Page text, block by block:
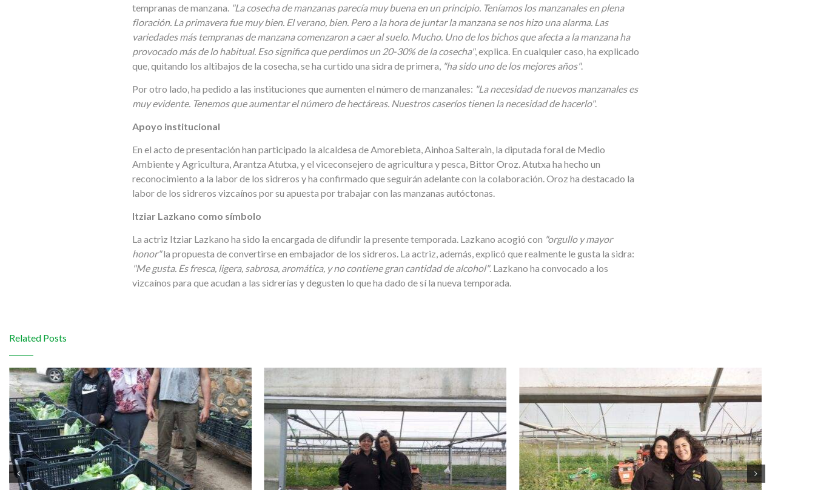
tempranas de manzana. "La cosecha de manzanas parecía muy buena en un principio. Teníamos los manzanales en plena
floración. La primavera fue muy bien. El verano, bien. Pero a la hora de juntar la manzana se nos hizo una alarma. Las
variedades más tempranas de manzana comenzaron a caer al suelo. Mucho. Uno de los bichos que afecta a la manzana ha
provocado más de lo habitual. Eso significa que perdimos un 20-30% de la cosecha", explica. En cualquier caso, ha explicado
que, quitando los altibajos de la cosecha, se ha curtido una sidra de primera, "ha sido uno de los mejores años".
Por otro lado, ha pedido a las instituciones que aumenten el número de manzanales: "La necesidad de nuevos manzanales es
muy evidente. Tenemos que aumentar el número de hectáreas. Nuestros caseríos tienen la necesidad de hacerlo".
Apoyo institucional
En el acto de presentación han participado la alcaldesa de Amorebieta, Ainhoa Salterain, la diputada foral de Medio
Ambiente y Agricultura, Arantza Atutxa, y el viceconsejero de agricultura y pesca, Bittor Oroz. Atutxa ha hecho un
reconocimiento a la labor de los sidreros y ha confirmado que seguirán adelante con la colaboración. Oroz ha destacado la
labor de los sidreros vizcaínos por su apuesta por trabajar con las manzanas autóctonas.
Itziar Lazkano como símbolo
La actriz Itziar Lazkano ha sido la encargada de difundir la presente temporada. Lazkano acogió con "orgullo y mayor
honor"la propuesta de convertirse en embajador de los sidreros. La actriz, además, explicó que realmente le gusta la sidra:
"Me gusta. Es fresca, ligera, sabrosa, aromática, y no contiene gran cantidad de alcohol". Lazkano ha convocado a los
vizcaínos para que acudan a las sidrerías y degusten lo que ha dado de sí la nueva temporada.
Related Posts